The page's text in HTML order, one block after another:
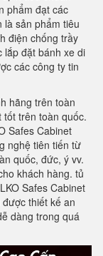
phẩm đạt các
là sản phẩm tiêu
điện chống trầy
lắp đặt bánh xe di
các công ty tin
hãng trên toàn
trên toàn quốc.
Safes Cabinet
nghệ tiên tiến từ
quốc, đức, ý vv.
khách hàng. tủ
Safes Cabinet
thiết kế an
dàng trong quá